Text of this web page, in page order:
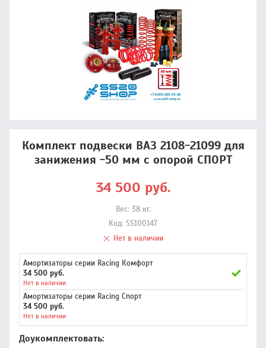
Комплект подвески ВАЗ 2108-21099 для
занижения -50 мм с опорой СПОРТ
34 500 руб.
Вес: 38кг.
Код: SS100147
Нет в наличии
Амортизаторы серии Racing Комфорт
34 500 руб.
Нет в наличии
Амортизаторы серии Racing Спорт
34 500 руб.
Нет в наличии
Доукомплектовать